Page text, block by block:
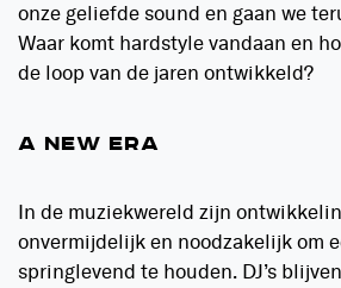
onze geliefde sound en gaan we
Waar komt hardstyle vandaan en
de loop van de jaren ontwikkeld?
A NEW ERA
In de muziekwereld zijn
onvermijdelijk en noodzakelijk om
springlevend te houden. DJ’s